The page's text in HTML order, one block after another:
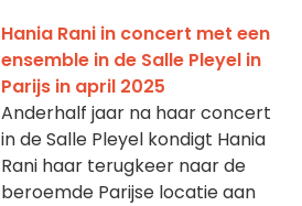
Hania Rani in concert met een
ensemble in de Salle Pleyel in
Parijs in april 2025
Anderhalf jaar na haar concert
in de Salle Pleyel kondigt Hania
Rani haar terugkeer naar de
beroemde Parijse locatie aan